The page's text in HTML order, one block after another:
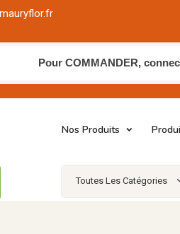
Pour COMMANDER,
Nos Produits
Toutes Les Catégories